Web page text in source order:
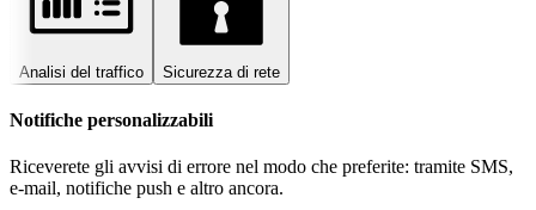
Analisi del traffico Sicurezza di rete
Notifiche personalizzabili
Riceverete gli avvisi di errore nel modo che preferite: tramite SMS,
e-mail, notifiche push e altro ancora.